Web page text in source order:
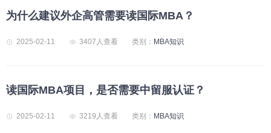
为什么建议外企高管需要读国际MBA？
2025-02-11 3407人查看 类别： MBA知识
读国际MBA项目，是否需要中留服认证？
2025-02-11 3219人查看 类别： MBA知识